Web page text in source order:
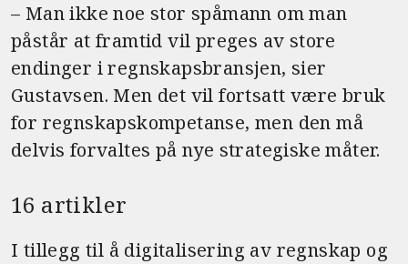
– Man ikke noe stor spåmann om man
påstår at framtid vil preges av store
endinger i regnskapsbransjen, sier
Gustavsen. Men det vil fortsatt være bruk
for regnskapskompetanse, men den må
delvis forvaltes på nye strategiske måter.
16 artikler
I tillegg til å digitalisering av regnskap og